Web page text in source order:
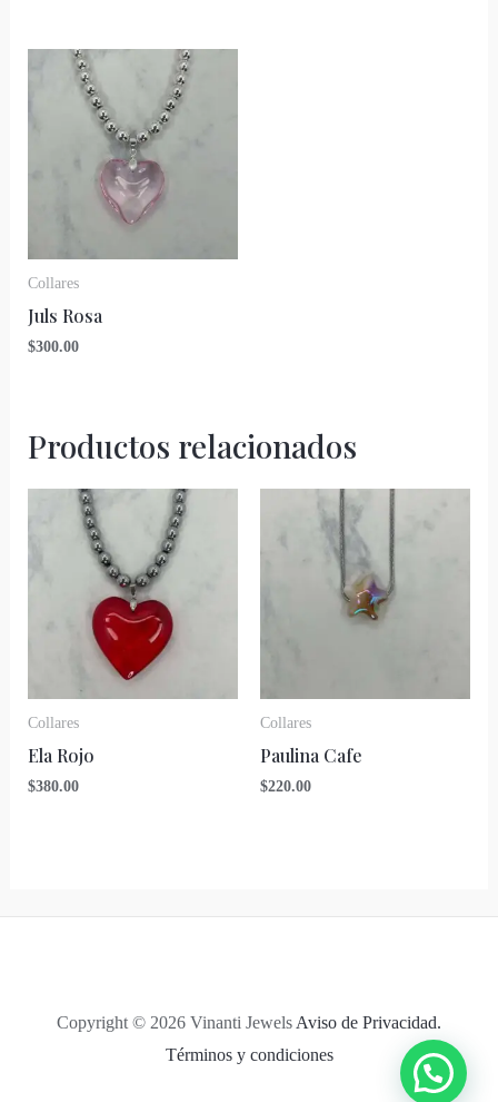
Collares
Juls Rosa
$300.00
Productos relacionados
Collares
Ela Rojo
$380.00
Collares
Paulina Cafe
$220.00
Copyright © 2026 Vinanti Jewels Aviso de Privacidad.
Términos y condiciones